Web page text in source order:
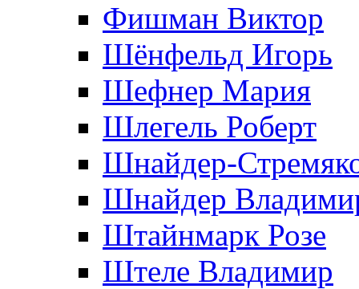
Фишман Виктор
Шёнфельд Игорь
Шефнер Мария
Шлегель Роберт
Шнайдер-
Шнайдер
Штайнмарк Розe
Штеле Владимир